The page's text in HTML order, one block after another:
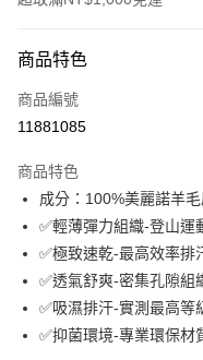
信用卡一次付款
信用卡分期付款
合作金庫商業銀行
華南商業銀行
上海商業儲蓄銀行
國泰世華商業銀行
臺灣中小企業銀行
匯豐（台灣）商業銀行
聯邦商業銀行
元大商業銀行
6 期 0 利率 每期
華南商業銀行
上海商業儲蓄銀行
國泰世華商業銀行
臺灣中小企業銀行
匯豐（台灣）商業銀行
12 期 0 利率 每期
合作金庫商業銀行
上海商業儲蓄銀行
國泰世華商業銀行
臺灣中小企業銀行
24 期 0 利率 每期
合作金庫商業銀行
華南商業銀行
兆豐國際商業銀行
超商取貨付款
LINE Pay
商品特色
商品編號
11881085
商品特色
成分：100%美麗諾羊
✅輕薄彈力組織-登山運
✅極致速乾-最高效率排
✅透氣舒爽-密集孔隙組
✅吸濕排汗-實測最高等
✅抑菌環境-專業環保材